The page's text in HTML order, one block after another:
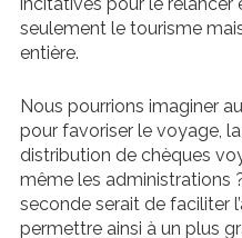
incitatives pour le relancer
seulement le tourisme
entière.
Nous pourrions imaginer
pour favoriser le voyage,
distribution de chèques
même les administrations
seconde serait de faciliter
permettre ainsi à un plus